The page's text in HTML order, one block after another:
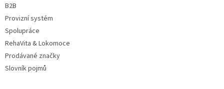
B2B
Provizní systém
Spolupráce
RehaVita & Lokomoce
Prodávané značky
Slovník pojmů